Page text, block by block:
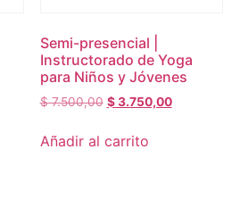
Semi-presencial |
Instructorado de Yoga
para Niños y Jóvenes
$7.500,00 $3.750,00
Añadir al carrito